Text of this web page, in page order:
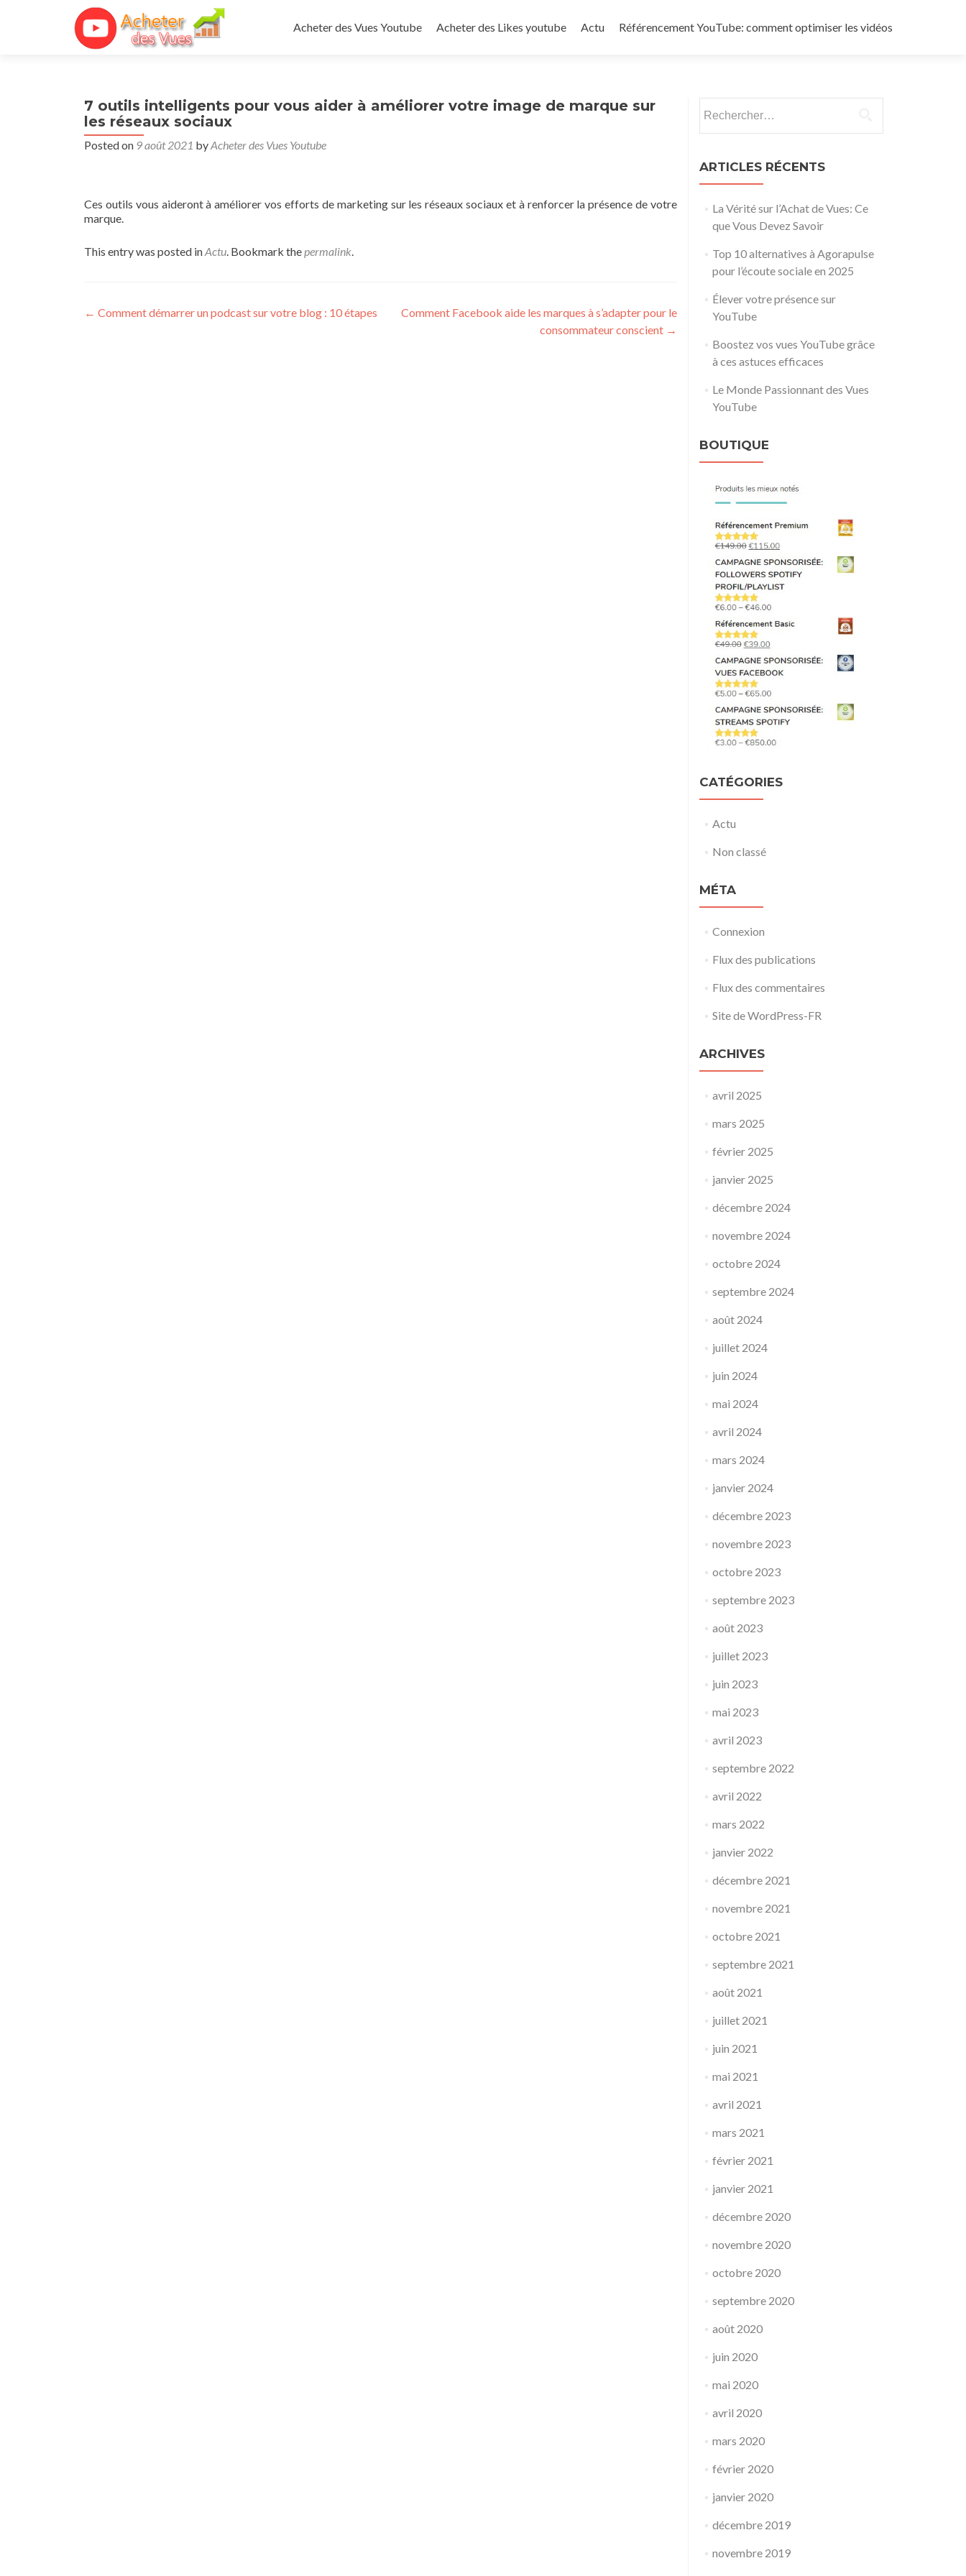
Acheter des Vues Youtube
Acheter des Likes youtube Actu Référencement YouTube: comment optimiser les vidéos
7 outils intelligents pour vous aider à améliorer votre image de marque sur
les réseaux sociaux
Posted on 9 août 2021 byAcheter des Vues Youtube
Ces outils vous aideront à améliorer vos efforts de marketing sur les réseaux sociaux et à renforcer la présence de votre
marque.
This entry was posted inActu. Bookmark thepermalink.
Post navigation
← Comment démarrer un podcast sur votre blog : 10 étapes
Comment Facebook aide les marques à s’adapter pour le
consommateur conscient →
ARTICLES RÉCENTS
La Vérité sur l’Achat de Vues: Ce
que Vous Devez Savoir
Top 10 alternatives à Agorapulse
pour l’écoute sociale en 2025
Élever votre présence sur
YouTube
Boostez vos vues YouTube grâce
à ces astuces efficaces
Le Monde Passionnant des Vues
YouTube
BOUTIQUE
CATÉGORIES
Actu
Non classé
MÉTA
Connexion
Flux des publications
Flux des commentaires
Site de WordPress-FR
ARCHIVES
avril 2025
mars 2025
février 2025
janvier 2025
décembre 2024
novembre 2024
octobre 2024
septembre 2024
août 2024
juillet 2024
juin 2024
mai 2024
avril 2024
mars 2024
janvier 2024
décembre 2023
novembre 2023
octobre 2023
septembre 2023
août 2023
juillet 2023
juin 2023
mai 2023
avril 2023
septembre 2022
avril 2022
mars 2022
janvier 2022
décembre 2021
novembre 2021
octobre 2021
septembre 2021
août 2021
juillet 2021
juin 2021
mai 2021
avril 2021
mars 2021
février 2021
janvier 2021
décembre 2020
novembre 2020
octobre 2020
septembre 2020
août 2020
juin 2020
mai 2020
avril 2020
mars 2020
février 2020
janvier 2020
décembre 2019
novembre 2019